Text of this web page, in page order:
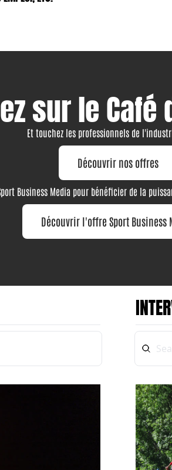
sur le
Et touchez les professionnels de
Découvrir nos offres
Business Media pour bénéficier de la
Découvrir l'offre Sport Business